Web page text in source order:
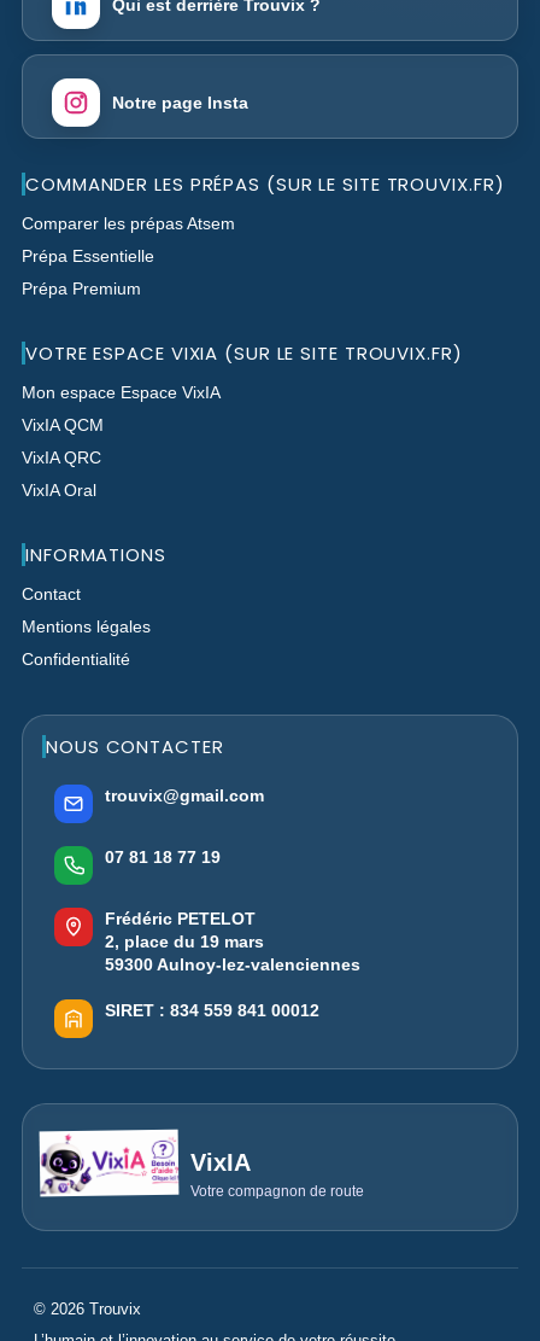
Qui est derrière Trouvix ?
Notre page Insta
COMMANDER LES PRÉPAS (SUR LE SITE TROUVIX.FR)
Comparer les prépas Atsem
Prépa Essentielle
Prépa Premium
VOTRE ESPACE VIXIA (SUR LE SITE TROUVIX.FR)
Mon espace Espace VixIA
VixIA QCM
VixIA QRC
VixIA Oral
INFORMATIONS
Contact
Mentions légales
Confidentialité
NOUS CONTACTER
trouvix@gmail.com
07 81 18 77 19
Frédéric PETELOT
2, place du 19 mars
59300 Aulnoy-lez-valenciennes
SIRET : 834 559 841 00012
VixIA
Votre compagnon de route
© 2026 Trouvix